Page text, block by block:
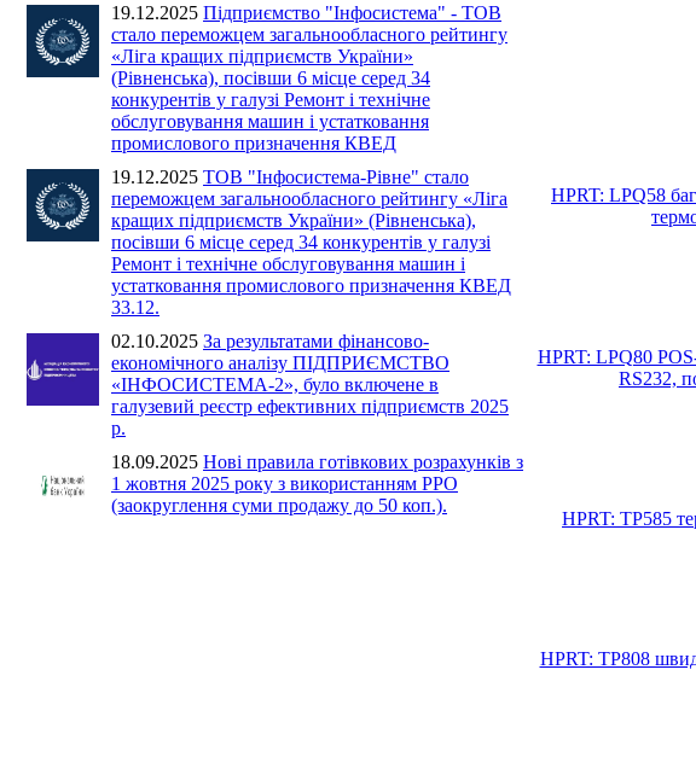
19.12.2025 Підприємство "Інфосистема" - ТОВ
стало переможцем загальнообласного рейтингу
«Ліга кращих підприємств України»
(Рівненська), посівши 6 місце серед 34
конкурентів у галузі Ремонт і технічне
обслуговування машин і устатковання
промислового призначення КВЕД
19.12.2025 ТОВ "Інфосистема-Рівне" стало
переможцем загальнообласного рейтингу «Ліга
кращих підприємств України» (Рівненська),
посівши 6 місце серед 34 конкурентів у галузі
Ремонт і технічне обслуговування машин і
устатковання промислового призначення КВЕД
33.12.
02.10.2025 За результатами фінансово-
економічного аналізу ПІДПРИЄМСТВО
«ІНФОСИСТЕМА-2», було включене в
галузевий реєстр ефективних підприємств 2025
р.
18.09.2025 Нові правила готівкових розрахунків з
1 жовтня 2025 року з використанням РРО
(заокруглення суми продажу до 50 коп.).
HPRT: LPQ58
HPRT: LPQ80
RS232,
HPRT: TP585
HPRT: TP808